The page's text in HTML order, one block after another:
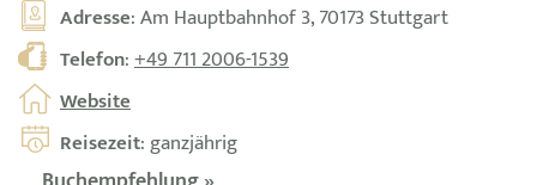
Adresse: Am Hauptbahnhof 3, 70173 Stuttgart
Telefon:+49 711 2006-1539
Website
Reisezeit: ganzjährig